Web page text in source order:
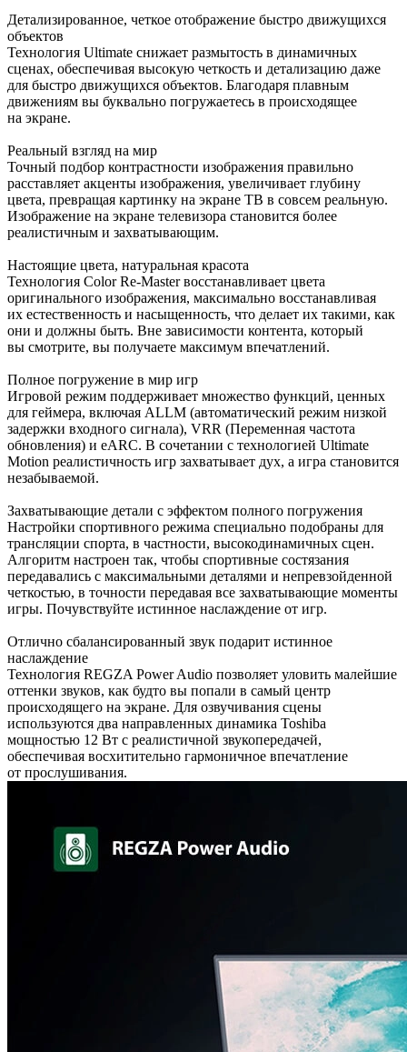
Детализированное, четкое отображение быстро движущихся
объектов
Технология Ultimate снижает размытость в динамичных
сценах, обеспечивая высокую четкость и детализацию даже
для быстро движущихся объектов. Благодаря плавным
движениям вы буквально погружаетесь в происходящее
на экране.
Реальный взгляд на мир
Точный подбор контрастности изображения правильно
расставляет акценты изображения, увеличивает глубину
цвета, превращая картинку на экране ТВ в совсем реальную.
Изображение на экране телевизора становится более
реалистичным и захватывающим.
Настоящие цвета, натуральная красота
Технология Color Re-Master восстанавливает цвета
оригинального изображения, максимально восстанавливая
их естественность и насыщенность, что делает их такими, как
они и должны быть. Вне зависимости контента, который
вы смотрите, вы получаете максимум впечатлений.
Полное погружение в мир игр
Игровой режим поддерживает множество функций, ценных
для геймера, включая ALLM (автоматический режим низкой
задержки входного сигнала), VRR (Переменная частота
обновления) и eARC. В сочетании с технологией Ultimate
Motion реалистичность игр захватывает дух, а игра становится
незабываемой.
Захватывающие детали с эффектом полного погружения
Настройки спортивного режима специально подобраны для
трансляции спорта, в частности, высокодинамичных сцен.
Алгоритм настроен так, чтобы спортивные состязания
передавались с максимальными деталями и непревзойденной
четкостью, в точности передавая все захватывающие моменты
игры. Почувствуйте истинное наслаждение от игр.
Отлично сбалансированный звук подарит истинное
наслаждение
Технология REGZA Power Audio позволяет уловить малейшие
оттенки звуков, как будто вы попали в самый центр
происходящего на экране. Для озвучивания сцены
используются два направленных динамика Toshiba
мощностью 12 Вт с реалистичной звукопередачей,
обеспечивая восхитительно гармоничное впечатление
от прослушивания.